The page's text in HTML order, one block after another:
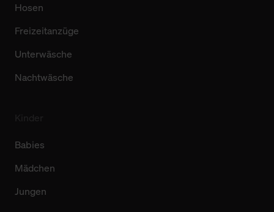
Hosen
Freizeitanzüge
Unterwäsche
Nachtwäsche
Babies
Mädchen
Jungen